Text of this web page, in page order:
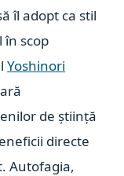
îl adopt ca stil
în scop
Yoshinori
de știință
directe
Autofagia,